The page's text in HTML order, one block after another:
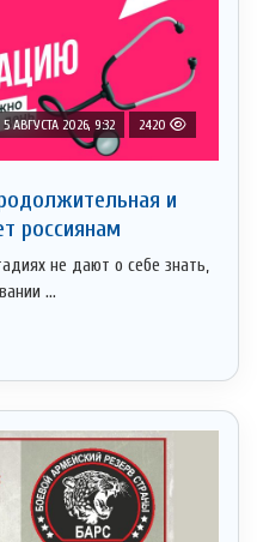
5 АВГУСТА 2026, 9:32 2420
и
россиянам
не дают о себе знать,
...